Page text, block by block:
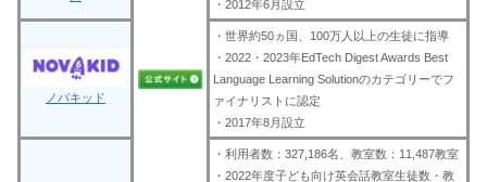
・2012年6月設立
ノバキッド
・世界約50ヵ国、100万人以上の生徒に指導
・2022・2023年EdTech Digest Awards Best
Language Learning Solutionのカテゴリーでフ
ァイナリストに認定
・2017年8月設立
・利用者数：327,186名、教室数：11,487教室
・2022年度子ども向け英会話教室生徒数・教